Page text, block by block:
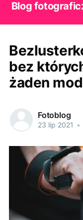
Blog
bez
żaden
Fotoblog
23 lip 2021 •